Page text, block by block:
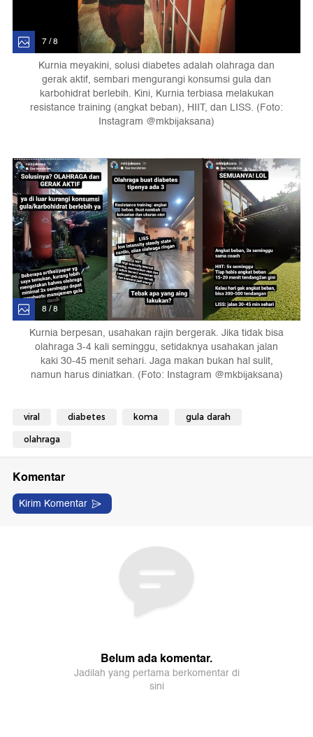
7 / 8
Kurnia meyakini, solusi diabetes adalah olahraga dan
gerak aktif, sembari mengurangi konsumsi gula dan
karbohidrat berlebih. Kini, Kurnia terbiasa melakukan
resistance training (angkat beban), HIIT, dan LISS. (Foto:
Instagram @mkbijaksana)
8 / 8
Kurnia berpesan, usahakan rajin bergerak. Jika tidak bisa
olahraga 3-4 kali seminggu, setidaknya usahakan jalan
kaki 30-45 menit sehari. Jaga makan bukan hal sulit,
namun harus diniatkan. (Foto: Instagram @mkbijaksana)
viral diabetes koma gula darah
olahraga